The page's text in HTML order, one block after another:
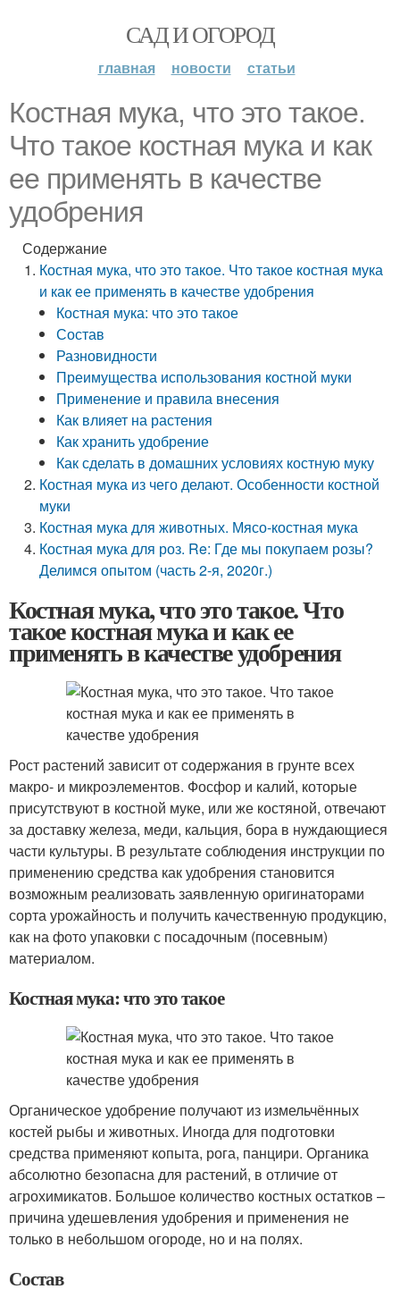
САД И ОГОРОД
главная новости статьи
Костная мука, что это такое.
Что такое костная мука и как
ее применять в качестве
удобрения
Содержание
Костная мука, что это такое. Что такое костная мука
и как ее применять в качестве удобрения
Костная мука: что это такое
Состав
Разновидности
Преимущества использования костной муки
Применение и правила внесения
Как влияет на растения
Как хранить удобрение
Как сделать в домашних условиях костную муку
Костная мука из чего делают. Особенности костной
муки
Костная мука для животных. Мясо-костная мука
Костная мука для роз. Re: Где мы покупаем розы?
Делимся опытом (часть 2-я, 2020г.)
Костная мука, что это такое. Что
такое костная мука и как ее
применять в качестве удобрения
Рост растений зависит от содержания в грунте всех
макро- и микроэлементов. Фосфор и калий, которые
присутствуют в костной муке, или же костяной, отвечают
за доставку железа, меди, кальция, бора в нуждающиеся
части культуры. В результате соблюдения инструкции по
применению средства как удобрения становится
возможным реализовать заявленную оригинаторами
сорта урожайность и получить качественную продукцию,
как на фото упаковки с посадочным (посевным)
материалом.
Костная мука: что это такое
Органическое удобрение получают из измельчённых
костей рыбы и животных. Иногда для подготовки
средства применяют копыта, рога, панцири. Органика
абсолютно безопасна для растений, в отличие от
агрохимикатов. Большое количество костных остатков –
причина удешевления удобрения и применения не
только в небольшом огороде, но и на полях.
Состав